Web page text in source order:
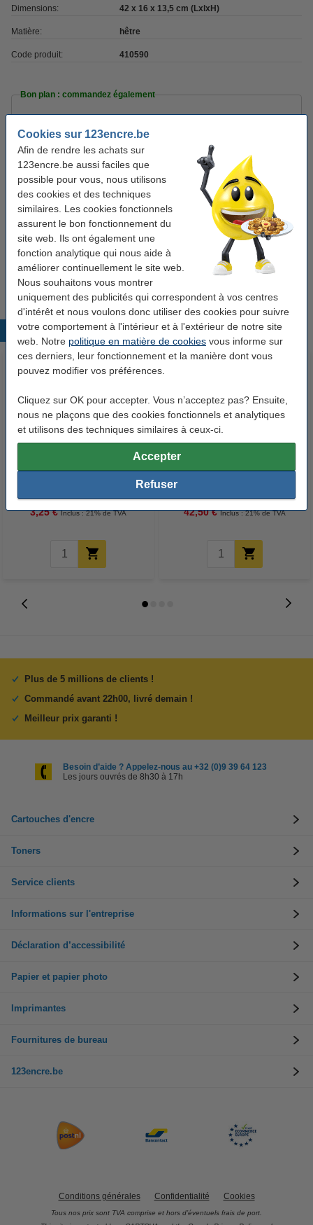
Cookies sur 123encre.be
Afin de rendre les achats sur
123encre.be aussi faciles que
possible pour vous, nous utilisons
des cookies et des techniques
similaires. Les cookies fonctionnels
assurent le bon fonctionnement du
site web. Ils ont également une
fonction analytique qui nous aide à
améliorer continuellement le site web.
Nous souhaitons vous montrer
uniquement des publicités qui correspondent à vos centres
d'intérêt et nous voulons donc utiliser des cookies pour suivre
votre comportement à l'intérieur et à l'extérieur de notre site
web. Notre politique en matière de cookies vous informe sur
ces derniers, leur fonctionnement et la manière dont vous
pouvez modifier vos préférences.
Cliquez sur OK pour accepter. Vous n’acceptez pas? Ensuite,
nous ne plaçons que des cookies fonctionnels et analytiques
et utilisons des techniques similaires à ceux-ci.
Accepter
Refuser
Dimensions: 42 x 16 x 13,5 cm (LxlxH)
Matière: hêtre
Code produit: 410590
Bon plan : commandez également
cm
10,95 €
Faber-Castell gobelet Clic & Go - bleu
3,25 €
Options
Pinceaux Auxiliaires de peinture
Palettes de
Toiles à peindre Couteaux à peindre
Produits populaires
Faber-Castell gobelet Clic & Go
3,25 € Inclus : 21% de TVA 42,50 € Inclus : 21% de TVA
Plus de 5 millions de clients !
Commandé avant 22h00, livré demain !
Meilleur prix garanti !
Besoin d’aide ? Appelez-nous au +32 (0)9 39 64 123
Les jours ouvrés de 8h30 à 17h
Cartouches d'encre
Toners
Service clients
Informations sur l'entreprise
Déclaration d’accessibilité
Papier et papier photo
Imprimantes
Fournitures de bureau
123encre.be
Conditions générales Confidentialité Cookies
Tous nos prix sont TVA comprise et hors d’éventuels frais de port.